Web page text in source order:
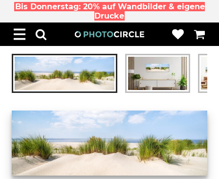
Bis Donnerstag: 20% auf Wandbilder & eigene
Drucke